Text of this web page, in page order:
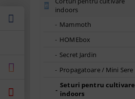
indoors
Mammoth
HOMEbox
Secret Jardin
Propagatoare / Mini Sere
Seturi pentru cultivare
indoors